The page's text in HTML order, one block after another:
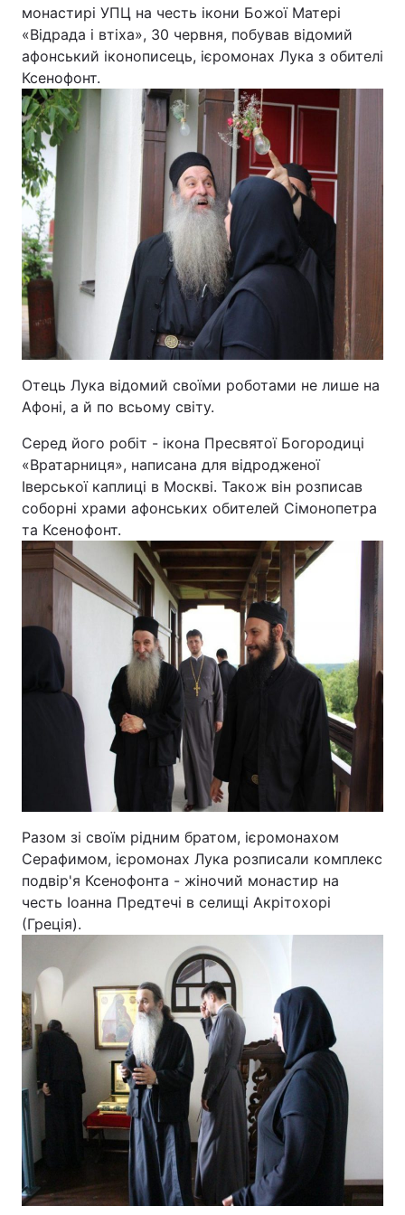
Київ Львів
Дніпро
Одеса
Спорт Наука
Техно і зв'язок Лайт
Зброя Інциденти
Здоров'я Туризм
Цікавинки Погода
Інтерв'ю Думки
Архів Вакансії
Контакти
ПОСЛУГИ
Реклама на сайті Фотобанк
Моніторинг Пресцентр
монастирі УПЦ на честь ікони Божої Матері
«Відрада і втіха», 30 червня, побував відомий
афонський іконописець, ієромонах Лука з обителі
Ксенофонт.
Отець Лука відомий своїми роботами не лише на
Афоні, а й по всьому світу.
Серед його робіт - ікона Пресвятої Богородиці
«Вратарниця», написана для відродженої
Іверської каплиці в Москві. Також він розписав
соборні храми афонських обителей Сімонопетра
та Ксенофонт.
Разом зі своїм рідним братом, ієромонахом
Серафимом, ієромонах Лука розписали комплекс
подвір'я Ксенофонта - жіночий монастир на
честь Іоанна Предтечі в селищі Акрітохорі
(Греція).